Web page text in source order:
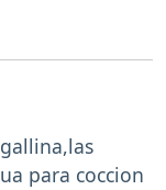
para coccion